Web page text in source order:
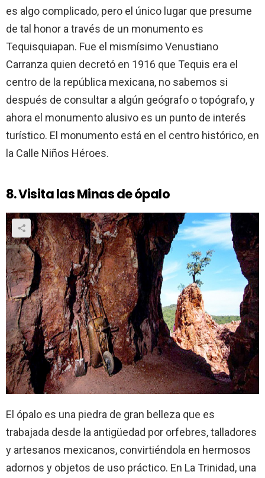
es algo complicado, pero el único lugar que presume
de tal honor a través de un monumento es
Tequisquiapan. Fue el mismísimo Venustiano
Carranza quien decretó en 1916 que Tequis era el
centro de la república mexicana, no sabemos si
después de consultar a algún geógrafo o topógrafo, y
ahora el monumento alusivo es un punto de interés
turístico. El monumento está en el centro histórico, en
la Calle Niños Héroes.
8. Visita las Minas de ópalo
El ópalo es una piedra de gran belleza que es
trabajada desde la antigüedad por orfebres, talladores
y artesanos mexicanos, convirtiéndola en hermosos
adornos y objetos de uso práctico. En La Trinidad, una